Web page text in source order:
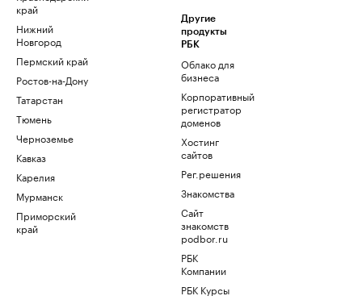
край
Нижний
Новгород
Пермский край
Ростов-на-Дону
Татарстан
Тюмень
Черноземье
Кавказ
Карелия
Мурманск
Приморский
край
Другие
продукты
РБК
Облако для
бизнеса
Корпоративный
регистратор
доменов
Хостинг
сайтов
Рег.решения
Знакомства
Сайт
знакомств
podbor.ru
РБК
Компании
РБК Курсы